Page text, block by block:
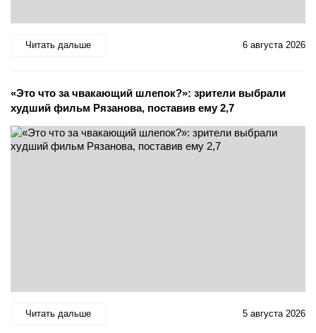
Читать дальше 6 августа 2026
«Это что за чвакающий шлепок?»: зрители выбрали
худший фильм Рязанова, поставив ему 2,7
Читать дальше 5 августа 2026